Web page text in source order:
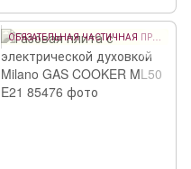
ОБЯЗАТЕЛЬНАЯ ЧАСТИЧНАЯ ПРЕДОПЛАТА 10%